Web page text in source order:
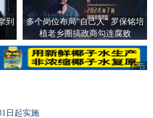
到
多个岗位布局“自己人” 罗保铭培
植老乡圈搞政商勾连腐败
广告
日起实施